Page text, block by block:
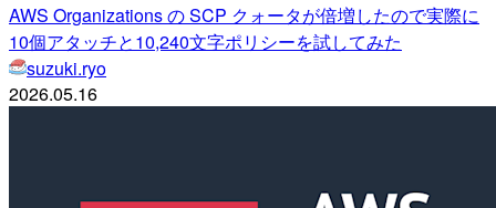
AWS Organizations の SCP クォータが倍増したので実際に
10個アタッチと10,240文字ポリシーを試してみた
suzuki.ryo
2026.05.16